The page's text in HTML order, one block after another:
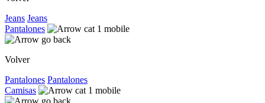
Jeans Jeans
Pantalones
Volver
Pantalones Pantalones
Camisas